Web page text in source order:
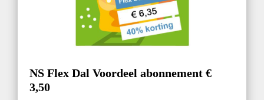
NS Flex Dal Voordeel abonnement €
3,50